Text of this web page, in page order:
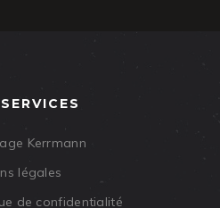
Kerrmann
légales
de confidentialité